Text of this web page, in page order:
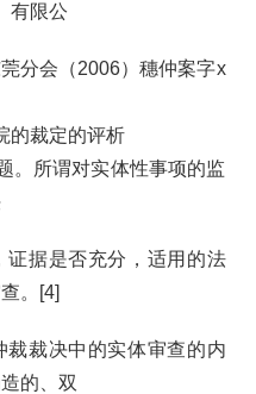
有限公
分会（2006）穗仲案字x
裁定的评析
所谓对实体性事项的监
证据是否充分，适用的法
。[4]
裁裁决中的实体审查的内
的、双